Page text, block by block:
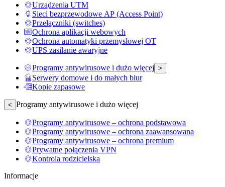
Urządzenia UTM
Sieci bezprzewodowe AP (Access Point)
Przełączniki (switches)
Ochrona aplikacji webowych
Ochrona automatyki przemysłowej OT
UPS zasilanie awaryjne
Programy antywirusowe i dużo więcej >
Serwery domowe i do małych biur
Kopie zapasowe
< Programy antywirusowe i dużo więcej
Programy antywirusowe – ochrona podstawowa
Programy antywirusowe – ochrona zaawansowana
Programy antywirusowe – ochrona premium
Prywatne połączenia VPN
Kontrola rodzicielska
Informacje